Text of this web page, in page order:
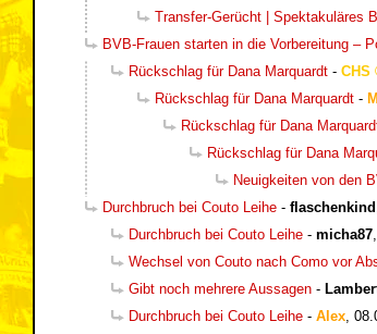
Transfer-Gerücht | Spektakuläres
BVB-Frauen starten in die Vorbereitung –
Rückschlag für Dana Marquardt - CHS
Rückschlag für Dana Marquardt -
Rückschlag für Dana
Rückschlag für Dana
Neuigkeiten von den
Durchbruch bei Couto Leihe - flaschenkind
Durchbruch bei Couto Leihe - micha87,
Wechsel von Couto nach Como vor
Gibt noch mehrere Aussagen -
Durchbruch bei Couto Leihe - Alex,